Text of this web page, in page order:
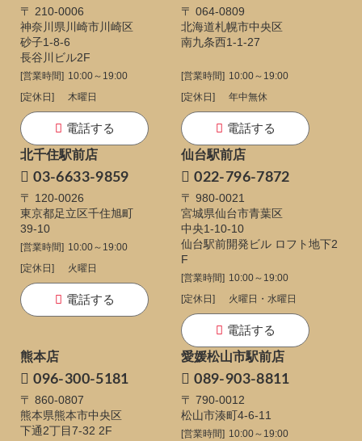
〒 210-0006
神奈川県川崎市川崎区
砂子1-8-6
長谷川ビル2F
[営業時間] 10:00～19:00
[定休日]
木曜日
電話する
〒 064-0809
北海道札幌市中央区
南九条西1-1-27
[営業時間] 10:00～19:00
[定休日]
年中無休
電話する
北千住駅前店
03-6633-9859
〒 120-0026
東京都足立区千住旭町
39-10
[営業時間] 10:00～19:00
[定休日]
火曜日
電話する
仙台駅前店
022-796-7872
〒 980-0021
宮城県仙台市青葉区
中央1-10-10
仙台駅前開発ビル ロフト地下2
F
[営業時間] 10:00～19:00
[定休日]
火曜日・水曜日
電話する
熊本店
096-300-5181
〒 860-0807
熊本県熊本市中央区
下通2丁目7-32 2F
愛媛松山市駅前店
089-903-8811
〒 790-0012
松山市湊町4-6-11
[営業時間] 10:00～19:00